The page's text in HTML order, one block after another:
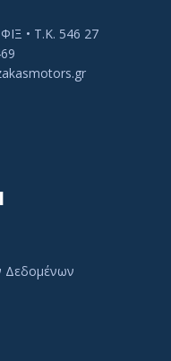
• Τ.Κ. 546 27
Δεδομένων